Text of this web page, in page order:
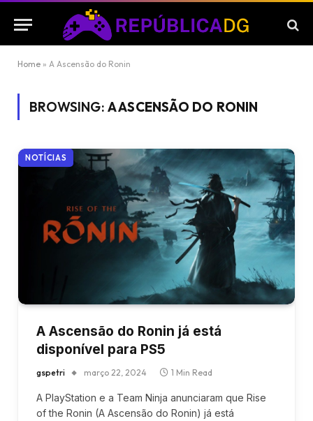
Home » A Ascensão do Ronin
BROWSING: A ASCENSÃO DO RONIN
NOTÍCIAS
A Ascensão do Ronin já está
disponível para PS5
gspetri março 22, 2024 1 Min Read
A PlayStation e a Team Ninja anunciaram que Rise
of the Ronin (A Ascensão do Ronin) já está